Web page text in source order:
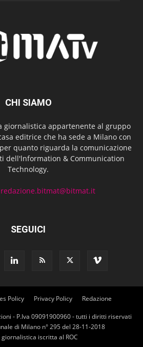
CHI SIAMO
giornalistica appartenente al gruppo
editrice che ha sede a Milano con
quanto riguarda la comunicazione
dell'lnformation & Communication
Technology.
redazione.bitmat@bitmat.it
SEGUICI
Policy Privacy Policy Redazione
- P.Iva 09091900960 - tutti i diritti riservati
di Milano n° 295 del 28-11-2018
iscritta al ROC